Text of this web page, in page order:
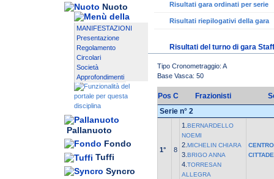
Nuoto
MANIFESTAZIONI
Presentazione
Regolamento
Circolari
Società
Approfondimenti
Pallanuoto
Fondo
Tuffi
Syncro
Risultati gara ordinati per serie
Risultati riepilogativi della gara
Risultati del turno di gara
Tipo Cronometraggio: A
Base Vasca: 50
Pos C Frazionisti
Serie n° 2
1° 8
1. BERNARDELLO
NOEMI
2. MICHELIN CHIARA
3. BRIGO ANNA
4. TORRESAN
ALLEGRA